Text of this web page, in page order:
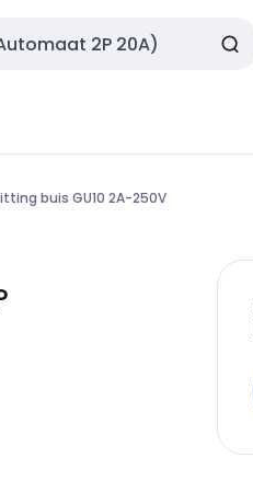
buis GU10 2A-250V